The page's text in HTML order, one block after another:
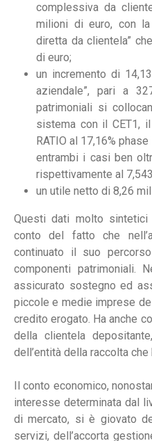
complessiva da
milioni di euro, con la
diretta da clientela”
di euro;
un incremento di
aziendale”, pari a
patrimoniali si
sistema con il CET1,
RATIO al 17,16%
entrambi i casi ben
rispettivamente al
un utile netto di 8,26
Questi dati molto
conto del fatto che
continuato il suo
componenti patrimoniali.
assicurato sostegno ed
piccole e medie imprese
credito erogato. Ha anche
della clientela
dell’entità della raccolta che
Il conto economico,
interesse determinata dal
di mercato, si è giovato
servizi, dell’accorta